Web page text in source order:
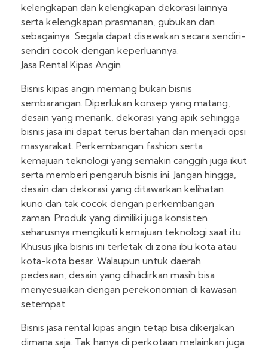
kelengkapan dan kelengkapan dekorasi lainnya
serta kelengkapan prasmanan, gubukan dan
sebagainya. Segala dapat disewakan secara sendiri-
sendiri cocok dengan keperluannya.
Jasa Rental Kipas Angin
Bisnis kipas angin memang bukan bisnis
sembarangan. Diperlukan konsep yang matang,
desain yang menarik, dekorasi yang apik sehingga
bisnis jasa ini dapat terus bertahan dan menjadi opsi
masyarakat. Perkembangan fashion serta
kemajuan teknologi yang semakin canggih juga ikut
serta memberi pengaruh bisnis ini. Jangan hingga,
desain dan dekorasi yang ditawarkan kelihatan
kuno dan tak cocok dengan perkembangan
zaman. Produk yang dimiliki juga konsisten
seharusnya mengikuti kemajuan teknologi saat itu.
Khusus jika bisnis ini terletak di zona ibu kota atau
kota-kota besar. Walaupun untuk daerah
pedesaan, desain yang dihadirkan masih bisa
menyesuaikan dengan perekonomian di kawasan
setempat.
Bisnis jasa rental kipas angin tetap bisa dikerjakan
dimana saja. Tak hanya di perkotaan melainkan juga